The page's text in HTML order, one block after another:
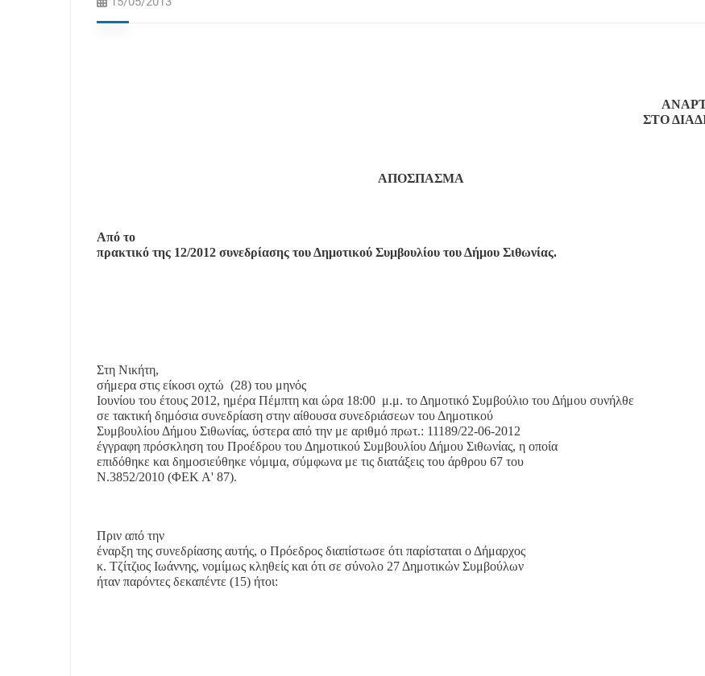
ΣΤΟ
ΑΠΟΣΠΑΣΜΑ
Από το
πρακτικό της 12/2012 συνεδρίασης του Δημοτικού Συμβουλίου του Δήμου Σιθωνίας.
Στη Νικήτη,
σήμερα στις είκοσι οχτώ (28) του μηνός
Ιουνίου του έτους 2012, ημέρα Πέμπτη και ώρα 18:00 μ.μ. το Δημοτικό Συμβούλιο του Δήμου συνήλθε
σε τακτική δημόσια συνεδρίαση στην αίθουσα συνεδριάσεων του Δημοτικού
Συμβουλίου Δήμου Σιθωνίας, ύστερα από την με αριθμό πρωτ.: 11189/22-06-2012
έγγραφη πρόσκληση του Προέδρου του Δημοτικού Συμβουλίου Δήμου Σιθωνίας, η οποία
επιδόθηκε και δημοσιεύθηκε νόμιμα, σύμφωνα με τις διατάξεις του άρθρου 67 του
Ν.3852/2010 (ΦΕΚ Α' 87).
Πριν από την
έναρξη της συνεδρίασης αυτής, ο Πρόεδρος διαπίστωσε ότι παρίσταται ο Δήμαρχος
κ. Τζίτζιος Ιωάννης, νομίμως κληθείς και ότι σε σύνολο 27 Δημοτικών Συμβούλων
ήταν παρόντες δεκαπέντε (15) ήτοι: